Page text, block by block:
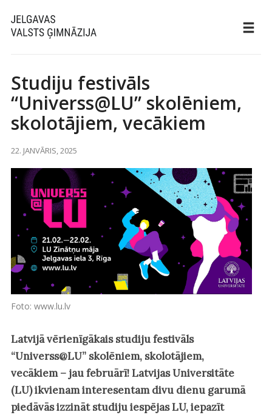
Studiju festivāls
“Universs@LU” skolēniem,
skolotājiem, vecākiem
22. JANVĀRIS, 2025
Foto: www.lu.lv
Latvijā vērienīgākais studiju festivāls
“Universs@LU” skolēniem, skolotājiem,
vecākiem – jau februārī! Latvijas Universitāte
(LU) ikvienam interesentam divu dienu garumā
piedāvās izzināt studiju iespējas LU, iepazīt